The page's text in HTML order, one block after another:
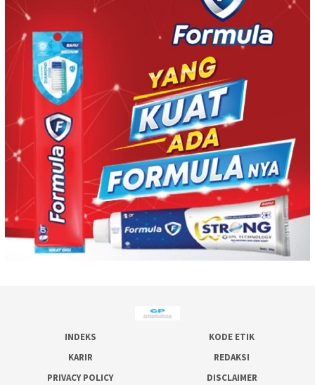
INDEKS
KODE ETIK
KARIR
REDAKSI
PRIVACY POLICY
DISCLAIMER